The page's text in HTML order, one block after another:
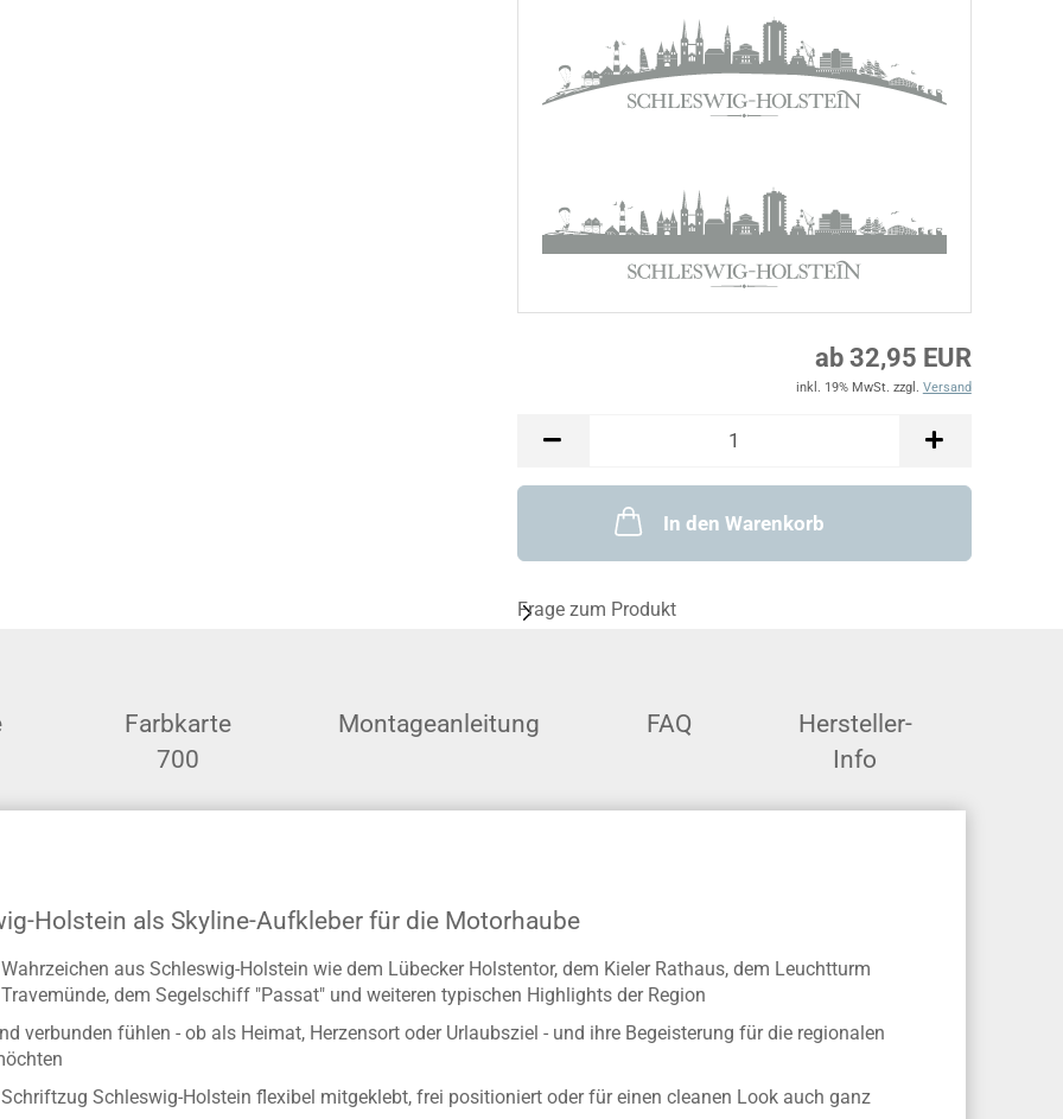
ab 32,95 EUR
inkl. 19% MwSt. zzgl. Versand
In den Warenkorb
Frage zum Produkt
Farbkarte
700
Montageanleitung FAQ
Hersteller-
Info
Holstein als Skyline-Aufkleber für die Motorhaube
aus Schleswig-Holstein wie dem Lübecker Holstentor, dem Kieler Rathaus, dem Leuchtturm
dem Segelschiff "Passat" und weiteren typischen Highlights der Region
verbunden fühlen - ob als Heimat, Herzensort oder Urlaubsziel - und ihre Begeisterung für die regionalen
Schleswig-Holstein flexibel mitgeklebt, frei positioniert oder für einen cleanen Look auch ganz